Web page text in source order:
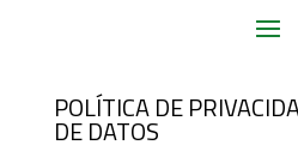
POLÍTICA DE
DE DATOS